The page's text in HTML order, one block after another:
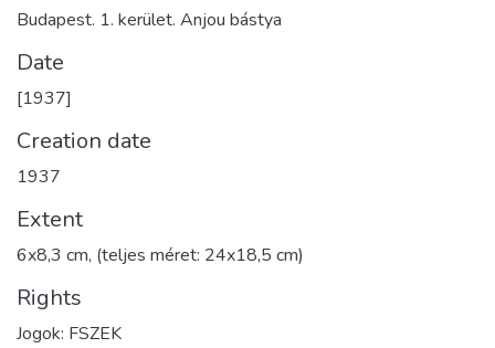
Budapest. 1. kerület. Anjou bástya
Date
[1937]
Creation date
1937
Extent
6x8,3 cm, (teljes méret: 24x18,5 cm)
Rights
Jogok: FSZEK